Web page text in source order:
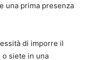
una prima presenza
di imporre il
siete in una